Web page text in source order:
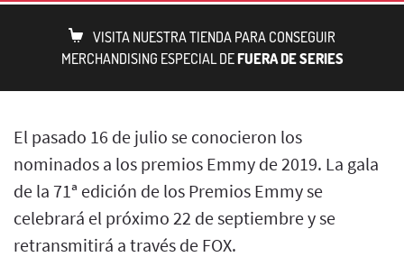
VISITA NUESTRA TIENDA PARA CONSEGUIR
MERCHANDISING ESPECIAL DEFUERA DE SERIES
El pasado 16 de julio se conocieron los
nominados a los premios Emmy de 2019. La gala
de la 71ª edición de los Premios Emmy se
celebrará el próximo 22 de septiembre y se
retransmitirá a través de FOX.